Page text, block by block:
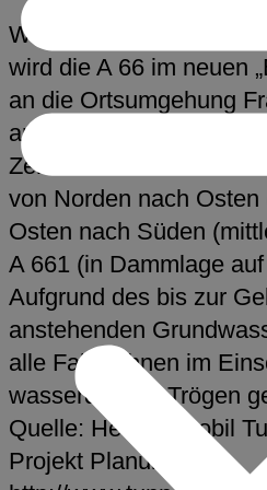
Westlich des geplanten
wird die A 66 im neuen
an die Ortsumgehung
angeschlossen. Im
Zentralbauwerk kreuzen
von Norden nach
Osten nach Süden
A 661 (in Dammlage
Aufgrund des bis zur
anstehenden
alle Fahrbahnen im
wasserdichten Trögen
Quelle: Hessen mobil
Projekt Planung,